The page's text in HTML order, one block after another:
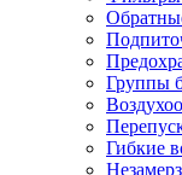
Группы
Гибкие